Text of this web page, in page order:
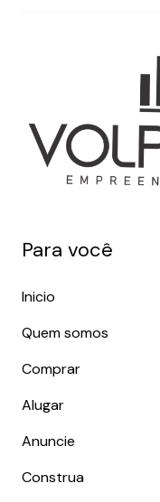
Para você
Inicio
Quem somos
Comprar
Alugar
Anuncie
Construa